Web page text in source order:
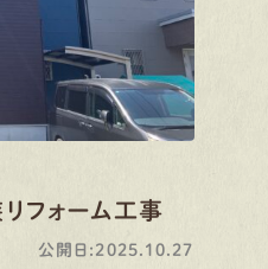
ォーム工事
公開日:2025.10.27